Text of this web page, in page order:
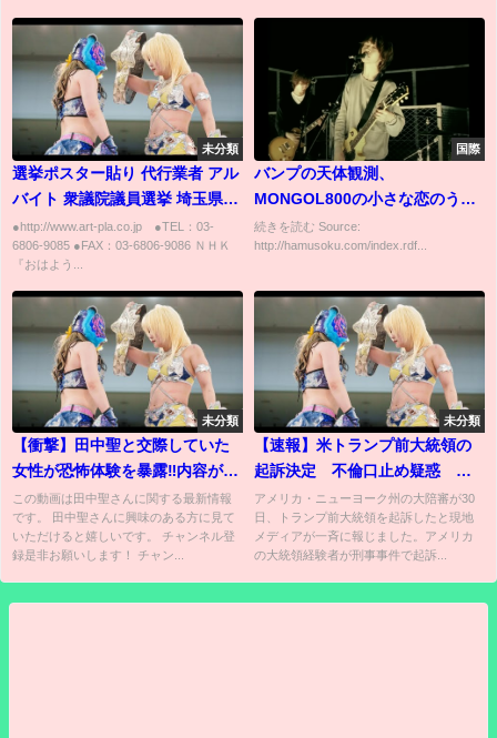
MARIGOLD焼肉祝勝会【後編】
未分類
選挙ポスター貼り 代行業者 アル
バイト 衆議院議員選挙 埼玉県和
光市 持ち物 171121
●http://www.art-pla.co.jp ●TEL：03-
6806-9085 ●FAX：03-6806-9086 ＮＨＫ
『おはよう...
国際
バンプの天体観測、
MONGOL800の小さな恋のう
た、致命傷すぎると話題にｗｗ
ｗｗｗｗｗｗｗｗｗ
続きを読む Source:
http://hamusoku.com/index.rdf...
未分類
【衝撃】田中聖と交際していた
女性が恐怖体験を暴露‼内容がヤ
バすぎて一同驚愕…
この動画は田中聖さんに関する最新情報
です。 田中聖さんに興味のある方に見て
いただけると嬉しいです。 チャンネル登
録是非お願いします！ チャン...
未分類
【速報】米トランプ前大統領の
起訴決定 不倫口止め疑惑 元
大統領の刑事事件の起訴は初
米メディア｜TBS NEWS DIG
アメリカ・ニューヨーク州の大陪審が30
日、トランプ前大統領を起訴したと現地
メディアが一斉に報じました。アメリカ
の大統領経験者が刑事事件で起訴...